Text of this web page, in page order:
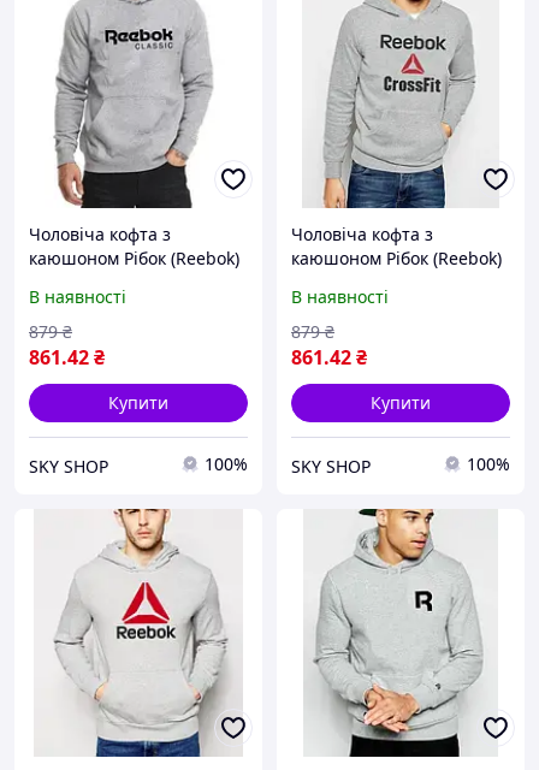
Чоловіча кофта з
каюшоном Рібок (Reebok)
В наявності
861.42₴
879 ₴
Купити
SKY SHOP 100%
Чоловіча кофта з
каюшоном Рібок (Reebok)
В наявності
861.42₴
879 ₴
Купити
SKY SHOP 100%